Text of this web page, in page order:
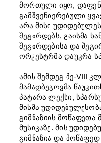
მორთული იყო,
გამშვენიერებული
არა მისი
შეგირდებს, გაისმა
შეგირდებისა და
ორკესტრმა დაუკრა
ამის შემდეგ მე-VIII
მამადბეგოვმა
პატარა ლექსი,
მისმა
გიმნაზიის მოწაფეთა
მუსიკაზე. მის
გიმნაზია და მოწაფედ